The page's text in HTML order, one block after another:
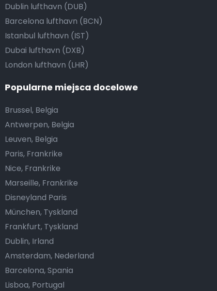
Dublin lufthavn (DUB)
Barcelona lufthavn (BCN)
Istanbul lufthavn (IST)
Dubai lufthavn (DXB)
London lufthavn (LHR)
Popularne miejsca docelowe
Brussel, Belgia
Antwerpen, Belgia
Leuven, Belgia
Paris, Frankrike
Nice, Frankrike
Marseille, Frankrike
Disneyland Paris
München, Tyskland
Frankfurt, Tyskland
Dublin, Irland
Amsterdam, Nederland
Barcelona, Spania
Lisboa, Portugal